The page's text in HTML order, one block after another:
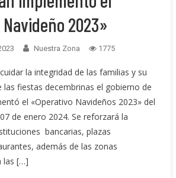
2023»
Nuestra Zona 1775
la integridad de las familias y su
fiestas decembrinas el gobierno de
el «Operativo Navideños 2023» del
de enero 2024. Se reforzará la
bancarias, plazas
además de las zonas
las […]